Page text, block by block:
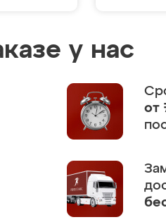
у нас
от